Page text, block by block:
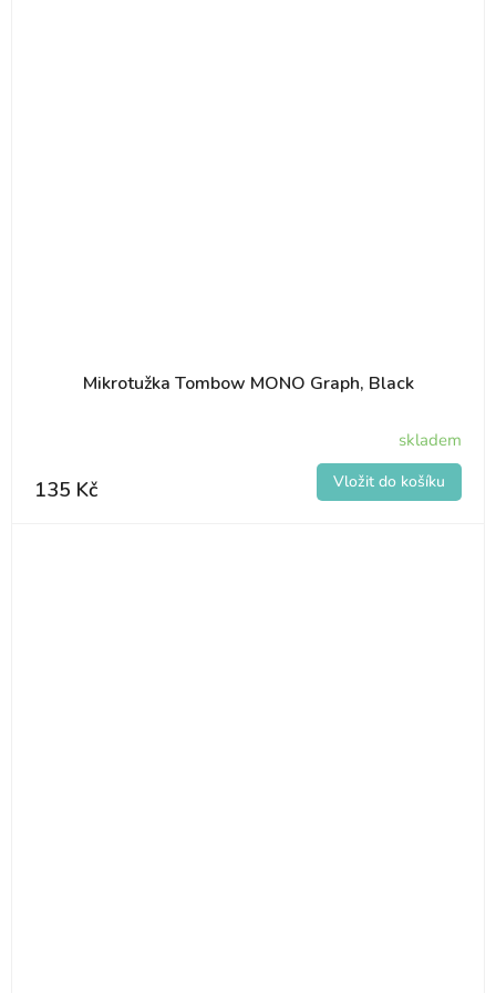
Mikrotužka Tombow MONO Graph, Black
skladem
135 Kč